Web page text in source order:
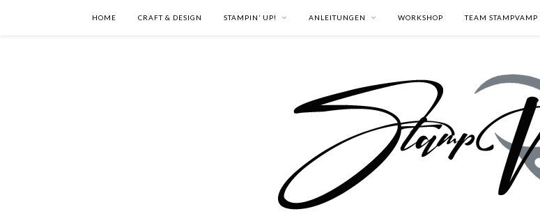
HOME CRAFT & DESIGN STAMPIN’ UP! ANLEITUNGEN WORKSHOP TEAM STAMPVAMP